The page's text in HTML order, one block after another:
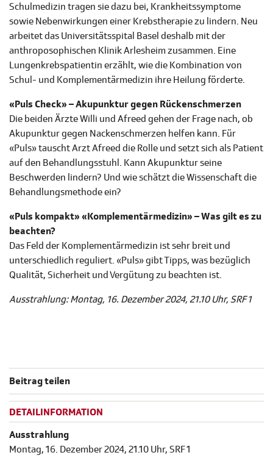
Schulmedizin tragen sie dazu bei, Krankheitssymptome
sowie Nebenwirkungen einer Krebstherapie zu lindern. Neu
arbeitet das Universitätsspital Basel deshalb mit der
anthroposophischen Klinik Arlesheim zusammen. Eine
Lungenkrebspatientin erzählt, wie die Kombination von
Schul- und Komplementärmedizin ihre Heilung förderte.
«Puls Check» – Akupunktur gegen Rückenschmerzen
Die beiden Ärzte Willi und Afreed gehen der Frage nach, ob
Akupunktur gegen Nackenschmerzen helfen kann. Für
«Puls» tauscht Arzt Afreed die Rolle und setzt sich als Patient
auf den Behandlungsstuhl. Kann Akupunktur seine
Beschwerden lindern? Und wie schätzt die Wissenschaft die
Behandlungsmethode ein?
«Puls kompakt» «Komplementärmedizin» – Was gilt es zu
beachten?
Das Feld der Komplementärmedizin ist sehr breit und
unterschiedlich reguliert. «Puls» gibt Tipps, was bezüglich
Qualität, Sicherheit und Vergütung zu beachten ist.
Ausstrahlung: Montag, 16. Dezember 2024, 21.10 Uhr, SRF 1
Beitrag teilen
DETAILINFORMATION
Ausstrahlung
Montag, 16. Dezember 2024, 21.10 Uhr, SRF 1